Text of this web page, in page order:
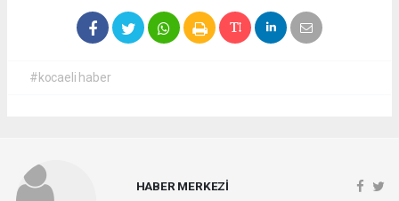
#kocaeli haber
HABER MERKEZİ